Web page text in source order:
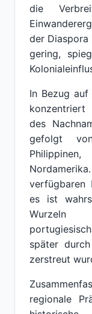
die
der Diaspora
gering,
In Bezug
des
gefolgt
verfügbaren
es ist
später
zerstreut
regionale